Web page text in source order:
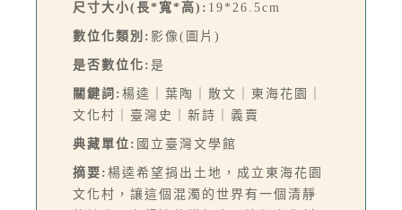
尺寸大小(長*寬*高): 19*26.5cm
數位化類別: 影像(圖片)
是否數位化: 是
關鍵詞: 楊逵｜葉陶｜散文｜東海花園｜
文化村｜臺灣史｜新詩｜義賣
典藏單位: 國立臺灣文學館
摘要: 楊逵希望捐出土地，成立東海花園
文化村，讓這個混濁的世界有一個清靜